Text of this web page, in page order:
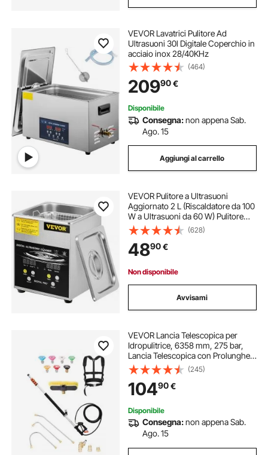
VEVOR Lavatrici Pulitore Ad
Ultrasuoni 30l Digitale Coperchio in
acciaio inox 28/40KHz
(464)
20990€
Disponibile
Consegna:non appena Sab.
Ago. 15
Aggiungi al carrello
VEVOR Pulitore a Ultrasuoni
Aggiornato 2 L (Riscaldatore da 100
W a Ultrasuoni da 60 W) Pulitore
per Parti a Ultrasuoni da
Laboratorio Digitale con
Temporizzatore per Pulizia di Parti
di Gioielli
(628)
4890€
Non disponibile
Avvisami
VEVOR Lancia Telescopica per
Idropulitrice, 6358 mm, 275 bar,
Lancia Telescopica con Prolunghe,
Pulitore per Grondaie, Testina
Spazzola, 7 Ugelli Spruzzo,
Adattatore, Cintura, Giunto Girevole
(245)
10490€
Disponibile
Consegna:non appena Sab.
Ago. 15